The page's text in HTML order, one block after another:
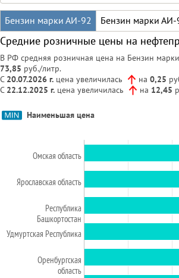
Бензин марки АИ-92 Бензин марки АИ-
Средние розничные цены на
В РФ средняя розничная цена на Бензин
73,85 руб./литр.
С 20.07.2026 г. цена увеличилась на 0,25
С 22.12.2025 г. цена увеличилась на 12,45
Наименьшая цена
Омская область
Ярославская область
Республика
Башкортостан
Удмуртская Республика
Оренбургская
область